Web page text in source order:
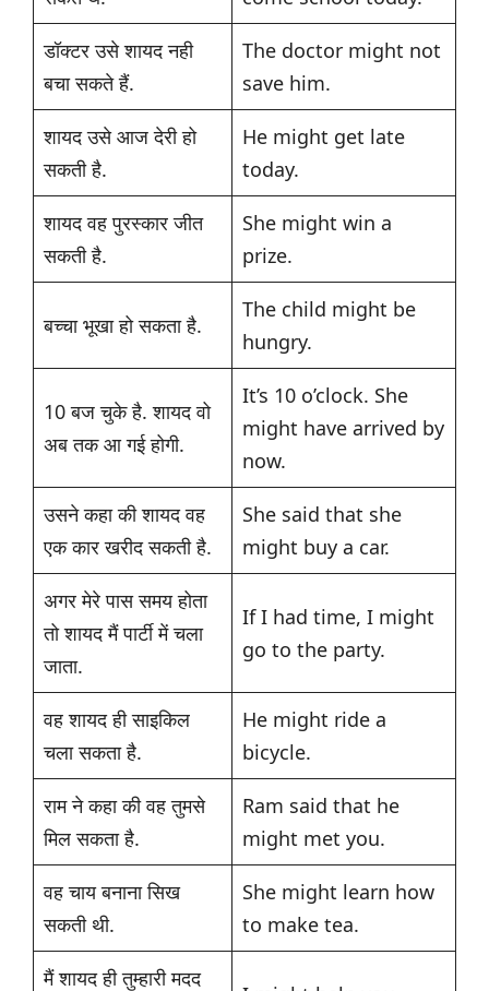
डॉक्टर उसे शायद नही
बचा सकते हैं.
The doctor might not
save him.
शायद उसे आज देरी हो
सकती है.
He might get late
today.
शायद वह पुरस्कार जीत
सकती है.
She might win a
prize.
बच्चा भूखा हो सकता है.
The child might be
hungry.
10 बज चुके है. शायद वो
अब तक आ गई होगी.
It’s 10 o’clock. She
might have arrived by
now.
उसने कहा की शायद वह
एक कार खरीद सकती है.
She said that she
might buy a car.
अगर मेरे पास समय होता
तो शायद मैं पार्टी में चला
जाता.
If I had time, I might
go to the party.
वह शायद ही साइकिल
चला सकता है.
He might ride a
bicycle.
राम ने कहा की वह तुमसे
मिल सकता है.
Ram said that he
might met you.
वह चाय बनाना सिख
सकती थी.
She might learn how
to make tea.
मैं शायद ही तुम्हारी मदद